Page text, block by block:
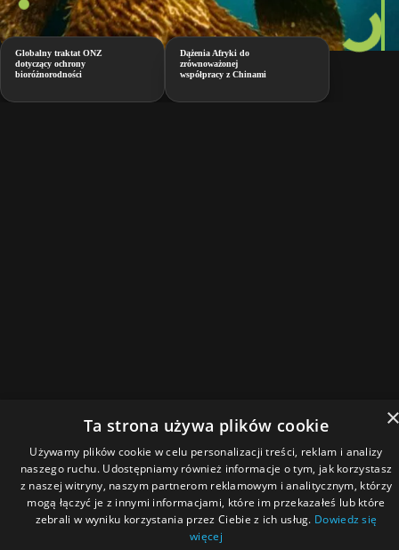
Globalny traktat ONZ
dotyczący ochrony
bioróżnorodności
Dążenia Afryki do
zrównoważonej
współpracy z Chinami
Ta strona używa plików cookie
Używamy plików cookie w celu personalizacji treści, reklam i analizy
naszego ruchu. Udostępniamy również informacje o tym, jak korzystasz
z naszej witryny, naszym partnerom reklamowym i analitycznym, którzy
mogą łączyć je z innymi informacjami, które im przekazałeś lub które
zebrali w wyniku korzystania przez Ciebie z ich usług. Dowiedz się
więcej